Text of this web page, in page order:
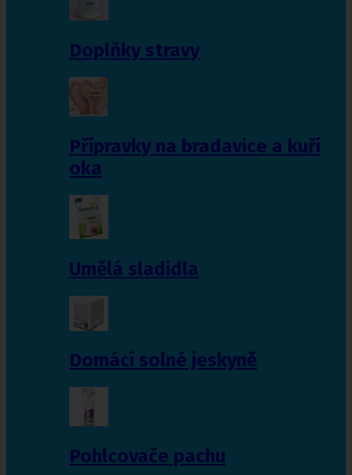
Doplňky stravy
Přípravky na bradavice a kuří
oka
Umělá sladidla
Domácí solné jeskyně
Pohlcovače pachu